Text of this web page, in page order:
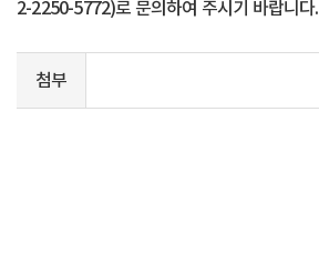
2-2250-5772)로 문의하여 주시기 바랍니다.
첨부